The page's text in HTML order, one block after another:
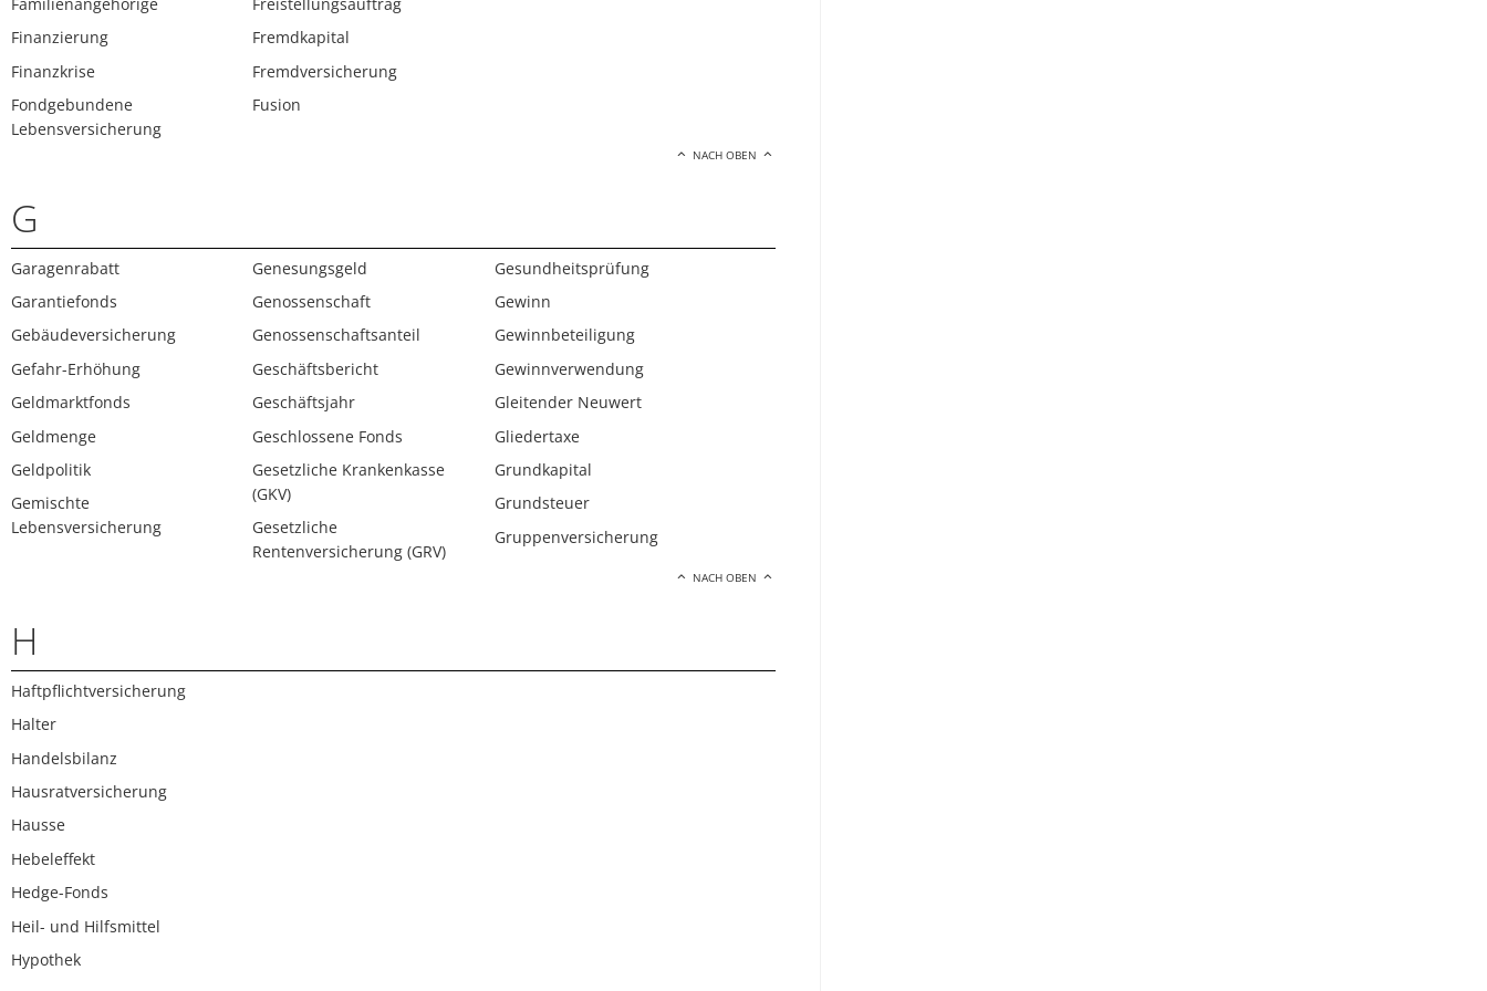
Finanzierung
Finanzkrise
Fondgebundene
Lebensversicherung
Fremdkapital
Fremdversicherung
Fusion
NACH OBEN
G
Garagenrabatt
Garantiefonds
Gebäudeversicherung
Gefahr-Erhöhung
Geldmarktfonds
Geldmenge
Geldpolitik
Gemischte
Lebensversicherung
Genesungsgeld
Genossenschaft
Genossenschaftsanteil
Geschäftsbericht
Geschäftsjahr
Geschlossene Fonds
Gesetzliche Krankenkasse
(GKV)
Gesetzliche
Rentenversicherung (GRV)
Gesundheitsprüfung
Gewinn
Gewinnbeteiligung
Gewinnverwendung
Gleitender Neuwert
Gliedertaxe
Grundkapital
Grundsteuer
Gruppenversicherung
NACH OBEN
H
Haftpflichtversicherung
Halter
Handelsbilanz
Hausratversicherung
Hausse
Hebeleffekt
Hedge-Fonds
Heil- und Hilfsmittel
Hypothek